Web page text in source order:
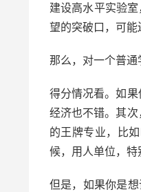
建设高水平实验
望的突破口，可能
那么，对一个普通
得分情况看。如
经济也不错。其
的王牌专业，比
候，用人单位，特
但是，如果你是